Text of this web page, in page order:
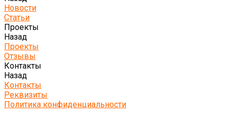
Новости
Статьи
Проекты
Назад
Проекты
Отзывы
Контакты
Назад
Контакты
Реквизиты
Политика конфиденциальности